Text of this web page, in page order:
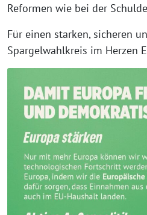
Reformen wie bei der
Für einen starken, sicheren
Spargelwahlkreis im Herzen